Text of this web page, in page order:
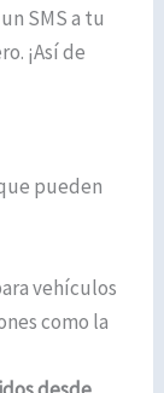
SMS a tu
¡Así de
pueden
vehículos
como la